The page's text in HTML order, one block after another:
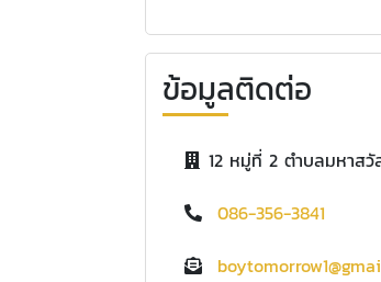
ข้อมูลติดต่อ
12 หมู่ที่ 2 ตำบลมหาสวั
086-356-3841